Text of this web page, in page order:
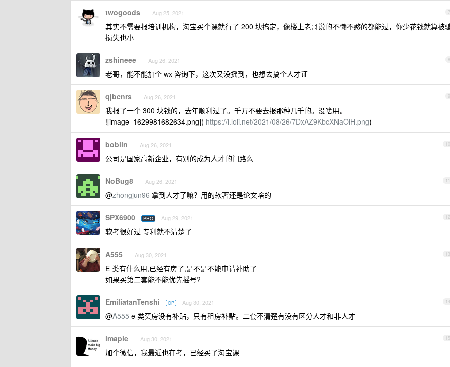
7
twogoods Aug 25, 2021
其实不需要报培训机构，淘宝买个课就行了 200 块搞定，像楼上老哥说的不懒不憨的都能过，你少花钱就算被
损失也小
8
zshineee Aug 26, 2021
老哥，能不能加个 wx 咨询下，这次又没摇到，也想去搞个人才证
9
qjbcnrs Aug 26, 2021
我报了一个 300 块钱的，去年顺利过了。千万不要去报那种几千的。没啥用。
![image_1629981682634.png]( https://i.loli.net/2021/08/26/7DxAZ9KbcXNaOiH.png)
10
boblin Aug 26, 2021
公司是国家高新企业，有别的成为人才的门路么
11
NoBug8 Aug 26, 2021
@zhongjun96 拿到人才了嘛？用的软著还是论文啥的
12
SPX6900 PRO Aug 29, 2021
软考很好过 专利就不清楚了
13
A555 Aug 30, 2021
E 类有什么用,已经有房了,是不是不能申请补助了
如果买第二套能不能优先摇号?
14
EmiliatanTenshi OP Aug 30, 2021
@A555 e 类买房没有补贴，只有租房补贴。二套不清楚有没有区分人才和非人才
15
imaple Aug 30, 2021
加个微信，我最近也在考，已经买了淘宝课